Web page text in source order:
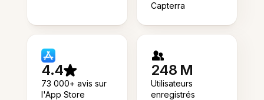
Capterra
4.4
73 000+ avis sur
l'App Store
248 M
Utilisateurs
enregistrés